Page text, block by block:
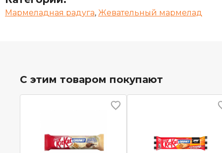
Мармеладная радуга, Жевательный мармелад
С этим товаром покупают